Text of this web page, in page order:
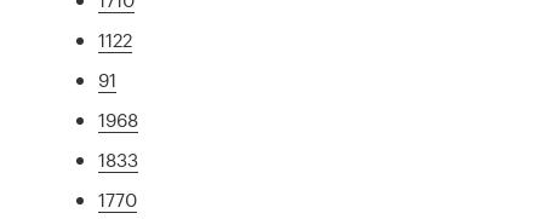
1122
91
1968
1833
1770